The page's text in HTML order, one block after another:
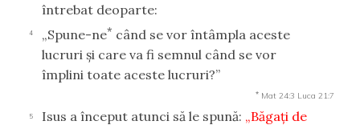
întrebat deoparte:
4 „Spune-ne* când se vor întâmpla aceste
lucruri şi care va fi semnul când se vor
împlini toate aceste lucruri?”
* Mat 24:3 Luca 21:7
5 Isus a început atunci să le spună: „Băgaţi de